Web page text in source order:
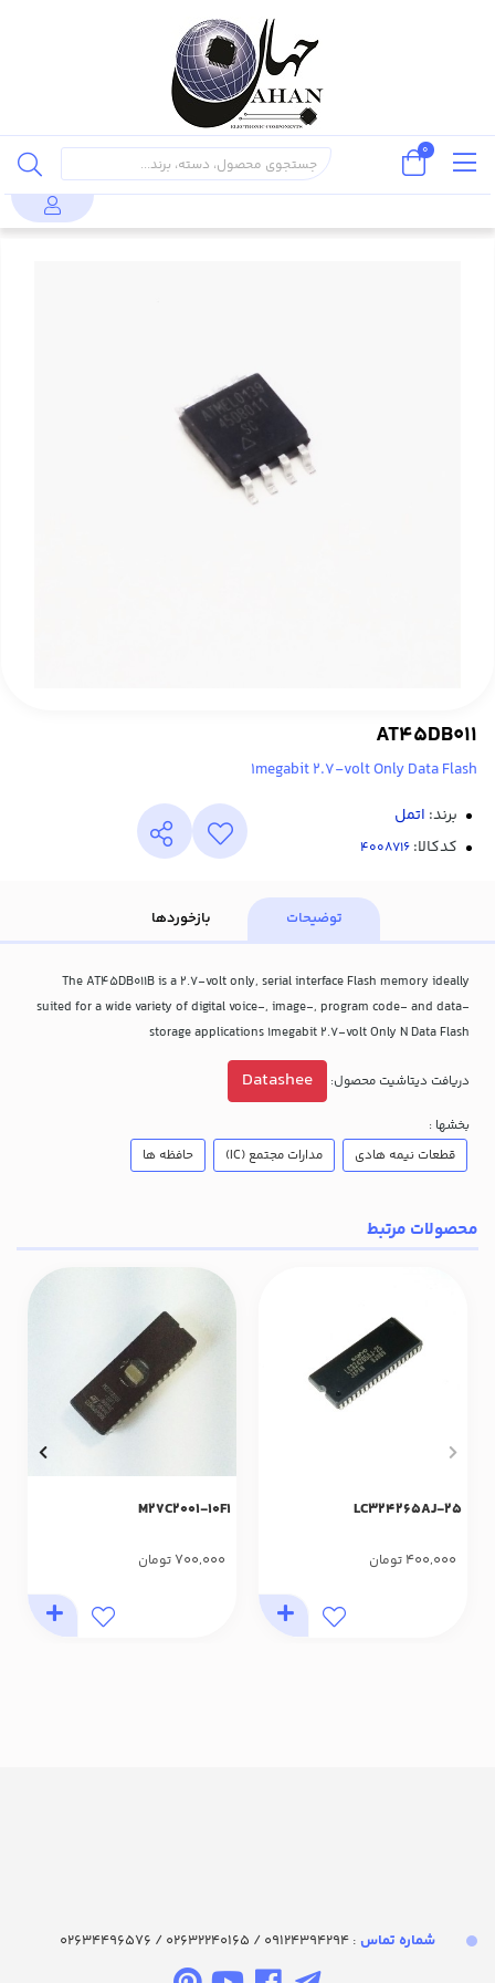
محصولات
قطعات نیمه
مدارات مجتمع
حافظه
AT45DB011
AT45DB011
1megabit 2.7-volt Only Data Flash
برند: اتمل
کدکالا:
توضیحات بازخوردها
The AT45DB011B is a 2.7-volt only, serial interface Flash memory ideally
suited for a wide variety of digital voice-, image-, program code- and data-
storage applications 1megabit 2.7-volt Only N Data Flash
دریافت دیتاشیت محصول: Datashee
بخشها :
قطعات نیمه هادی
مدارات مجتمع (IC) حافظه ها
محصولات مرتبط
LC324265AJ-25
400,000 تومان
M27C2001-10F1
700,000تومان
شماره تماس‌ : 09124394294 / 02632240165 / 02634496576
0